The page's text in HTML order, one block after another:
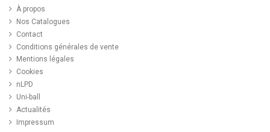
À propos
Nos Catalogues
Contact
Conditions générales de vente
Mentions légales
Cookies
nLPD
Uni-ball
Actualités
Impressum